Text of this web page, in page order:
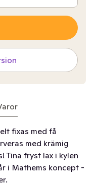
fixas med få
med krämig
Tina fryst lax i kylen
i Mathems koncept -